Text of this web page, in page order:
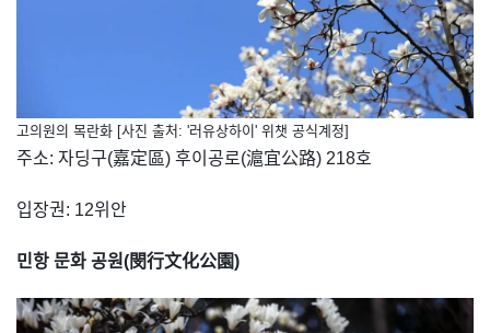
고의원의 목란화 [사진 출처: '러유상하이' 위챗 공식계정]
주소: 자딩구(嘉定區) 후이공로(滬宜公路) 218호
입장권: 12위안
민항 문화 공원(閔行文化公園)